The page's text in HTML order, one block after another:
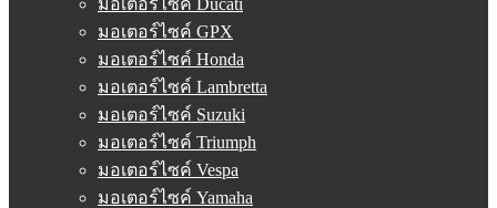
มอเตอร์ไซค์ Ducati
มอเตอร์ไซค์ GPX
มอเตอร์ไซค์ Honda
มอเตอร์ไซค์ Lambretta
มอเตอร์ไซค์ Suzuki
มอเตอร์ไซค์ Triumph
มอเตอร์ไซค์ Vespa
มอเตอร์ไซค์ Yamaha